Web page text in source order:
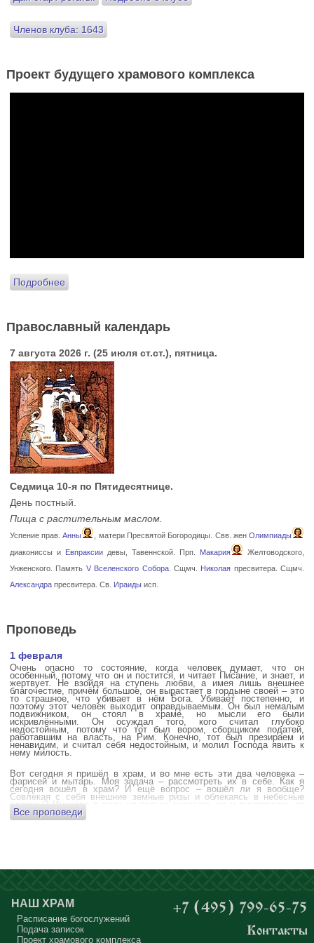
Членов клуба: 1643
Проект будущего храмового комплекса
Подробнее
Православный календарь
7 августа 2026 г. (25 июля ст.ст.), пятница.
Седмица 10-я по Пятидесятнице.
День постный.
Пища с растительным маслом.
Успение прав.Анны , матери Пресвятой Богородицы. Свв. женОлимпиады
диакониссы и Евпраксиидевы, Тавеннской. Прп. Макария
Желтоводского,
Унженского. Память V Вселенского Собора. Сщмч. Николая пресвитера. Сщмч.
Александрапресвитера. Св. Ираидыисп.
Проповедь
1 февраля
Очень опасно то состояние, когда человек думает, что он
особенный, потому что он и постится, и читает Писание, и знает, и
жертвует. Не взойдя на ступень любви, а имея лишь внешнее
благочестие, причём большое, он вырастает в гордыне своей – это
то страшное, что убивает в нём Бога. Убивает постепенно, и
поэтому этот человек выходит оправдываемым. Он был немалым
подвижником, он стоял в храме, но мысли его были
искривлёнными. Он осуждал того, кого считал глубоко
недостойным, потому что тот был вором, сборщиком податей,
работавшим на власть, на Рим. Конечно, тот был презираем и
ненавидим, и считал себя недостойным, и молил Господа явить к
нему милость.
Вот сегодня я пришёл в храм, и во мне есть эти два человека –
фарисей и мытарь. Моя задача – рассмотреть их в себе. Как я
сегодня вошёл в храм? И ещё вопрос – вошёл ли я вообще?
Совлекая с себя внешние земные ризы и облекаясь в небесные
одежды? Имеется в виду не только внешние, но и внутренние, то
есть помыслы.
сердца?
Бог открыл помыслы людей, стоящих в храме, и он ужаснулся
тому, что никто из них не молится – ни один человек, кроме одного
мальчика. Мысли у людей о чём угодно: о работе, о молодой жене
или возлюбленной, о детях, о долгах, о футбольном матче, о
путешествиях, о скором отпуске, о билетах, о машине, об одежде, о
том, что будет после службы, где я буду обедать, куда пойду, что
Все проповеди
НАШ ХРАМ
Расписание богослужений
Подача записок
Проект храмового комплекса
+7 (495) 799-65-75
Контакты